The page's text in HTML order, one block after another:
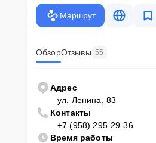
Маршрут
ОбзорОтзывы 55
Адрес
ул. Ленина, 83
Контакты
+7 (958) 295-29-36
Время работы